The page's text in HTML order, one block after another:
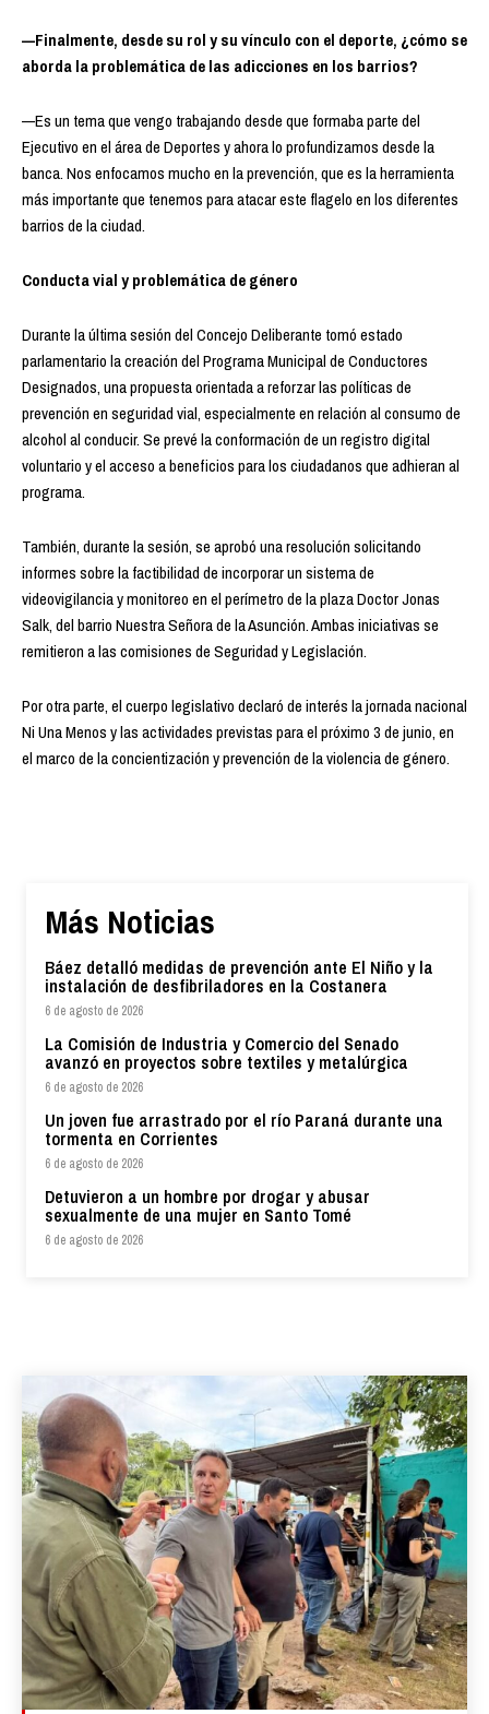
—Finalmente, desde su rol y su vínculo con el deporte, ¿cómo se
aborda la problemática de las adicciones en los barrios?
—Es un tema que vengo trabajando desde que formaba parte del
Ejecutivo en el área de Deportes y ahora lo profundizamos desde la
banca. Nos enfocamos mucho en la prevención, que es la herramienta
más importante que tenemos para atacar este flagelo en los diferentes
barrios de la ciudad.
Conducta vial y problemática de género
Durante la última sesión del Concejo Deliberante tomó estado
parlamentario la creación del Programa Municipal de Conductores
Designados, una propuesta orientada a reforzar las políticas de
prevención en seguridad vial, especialmente en relación al consumo de
alcohol al conducir. Se prevé la conformación de un registro digital
voluntario y el acceso a beneficios para los ciudadanos que adhieran al
programa.
También, durante la sesión, se aprobó una resolución solicitando
informes sobre la factibilidad de incorporar un sistema de
videovigilancia y monitoreo en el perímetro de la plaza Doctor Jonas
Salk, del barrio Nuestra Señora de la Asunción. Ambas iniciativas se
remitieron a las comisiones de Seguridad y Legislación.
Por otra parte, el cuerpo legislativo declaró de interés la jornada nacional
Ni Una Menos y las actividades previstas para el próximo 3 de junio, en
el marco de la concientización y prevención de la violencia de género.
Más Noticias
Báez detalló medidas de prevención ante El Niño y la
instalación de desfibriladores en la Costanera
6 de agosto de 2026
La Comisión de Industria y Comercio del Senado
avanzó en proyectos sobre textiles y metalúrgica
6 de agosto de 2026
Un joven fue arrastrado por el río Paraná durante una
tormenta en Corrientes
6 de agosto de 2026
Detuvieron a un hombre por drogar y abusar
sexualmente de una mujer en Santo Tomé
6 de agosto de 2026